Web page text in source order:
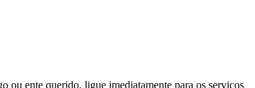
ou ente querido, ligue imediatamente para os serviços